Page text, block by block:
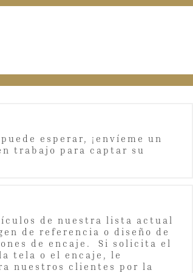
esperar, ¡envíeme un
trabajo para captar su
de nuestra lista actual
de referencia o diseño de
de encaje. Si solicita el
tela o el encaje, le
nuestros clientes por la